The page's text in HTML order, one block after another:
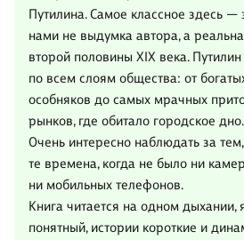
Путилина. Самое классное здесь —
нами не выдумка автора, а
второй половины XIX века.
по всем слоям общества: от
особняков до самых мрачных
рынков, где обитало городское дно.
Очень интересно наблюдать за
те времена, когда не было ни
ни мобильных телефонов.
Книга читается на одном дыхании,
понятный, истории короткие и